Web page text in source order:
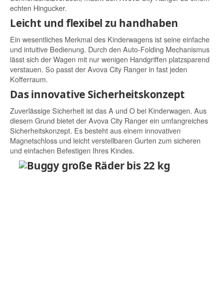
echten Hingucker.
Leicht und flexibel zu handhaben
Ein wesentliches Merkmal des Kinderwagens ist seine einfache
und intuitive Bedienung. Durch den Auto-Folding Mechanismus
lässt sich der Wagen mit nur wenigen Handgriffen platzsparend
verstauen. So passt der Avova City Ranger in fast jeden
Kofferraum.
Das innovative Sicherheitskonzept
Zuverlässige Sicherheit ist das A und O bei Kinderwagen. Aus
diesem Grund bietet der Avova City Ranger ein umfangreiches
Sicherheitskonzept. Es besteht aus einem innovativen
Magnetschloss und leicht verstellbaren Gurten zum sicheren
und einfachen Befestigen Ihres Kindes.